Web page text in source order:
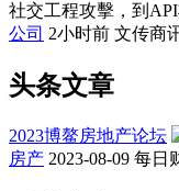
社交工程攻擊，到
公司 2小时前 文传商
头条文章
2023博鳌房地产论坛
房产 2023-08-09 每日